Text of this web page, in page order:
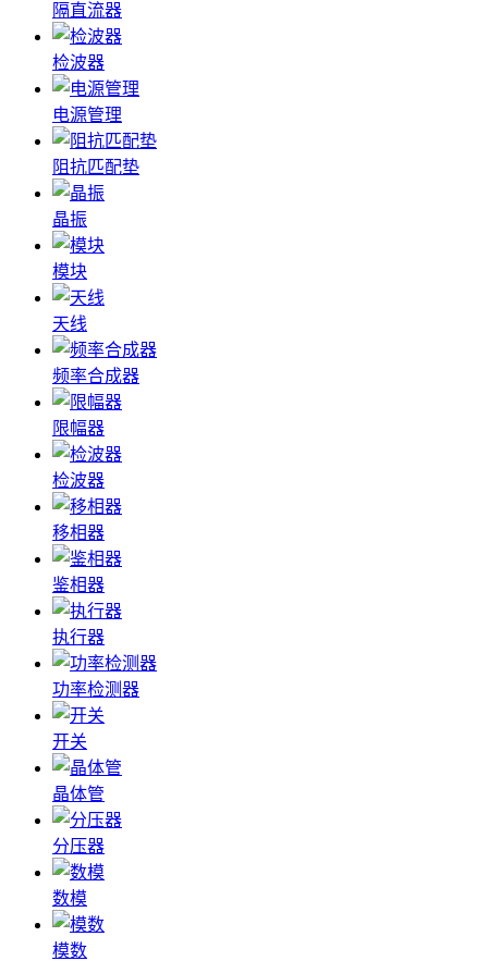
隔直流器
检波器
电源管理
阻抗匹配垫
晶振
模块
天线
频率合成器
限幅器
检波器
移相器
鉴相器
执行器
功率检测器
开关
晶体管
分压器
数模
模数